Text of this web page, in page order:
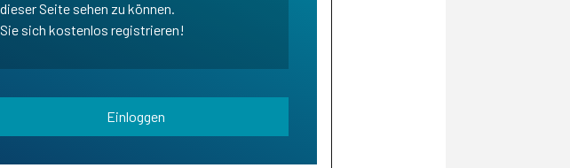
Seite sehen zu können.
sich kostenlos registrieren!
Einloggen